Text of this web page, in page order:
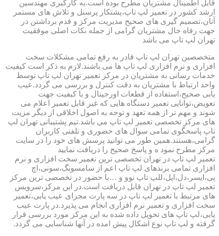
قابل اطمینال مشتریان مطرح بوده است.به کارگیری مهندسین
ارشد کشور در تعمیر لپ تاپ،پشتکار پرسنل و تلاش های مستمر
آنان،تصمیم گیری های صحیح مدیریت مرکز و قدم برداشتن در
جهت رفاه حال مشتریان گرامی از جمله نکات اصلی موفقیت
تهران لپ تاپ می باشد
متخصصین تهران لپ تاپ قادر به رفع تمامی مشکلات سخت
افزاری و نرم افزاری لپ تاپ ها می باشند.لازم به ذکر است کیفیت
خدمات رسانی به مشتریان در مرکز تعمیر تهران لپ تاپ توسط
واحد ارتباط با مشتریان به دقت کنترل و بررسی می گردد.عیب
یابی صحیح،استفاده از قطعات اورجینال و با کیفیت جهت
تعویض،توانایی تعمیر دستگاه هایی که غیر قابل تعمیر اعلام می
شوند و مهم تر از همه تعهد و توجه به اصول اخلاقی از دیگر مزیت
های مرکز تخصصی تعمیر لپ تاپ می باشد.تیم پشتیبانی تهران لپ
تاپ پاسخگوی تمامی سوال های حضوری و تلفنی کاربران
گرامی،هستند.همین طور می توانید پرسش های خود را در سایت
مرکز مطرح نمود ه و پاسخ صحیح را دریافت نمایید
تعمیر لپ تاپ در تهران تخصصی ترین تعمیر سخت افزاری و نرم
افزاری تمامی برندهای لپ تاپ اعم از سامسونگ،سونی،اچ
پی،ایسر،دل،اپل،للپ تاپ نوو و …با حضور در تخصصی ترین مرکز
تعمیر لپ تاپ در تهران قابل دریافت است.در این مرکز،سرویس
های مرتبط با تعمیر لپ تاپ در سه پارت مجزای عیب یابی،تعمیر
سخت افزاری و تعمیر نرم افزاری انجام می پذیرد.در پارت عیب
یابی،لپ تاپ های تحویل داده شده به این مرکز مورد بررسی قرار
گرفته و لپ تاپ نوع اشکال پیش امده در آنها شناسایی می گردد.